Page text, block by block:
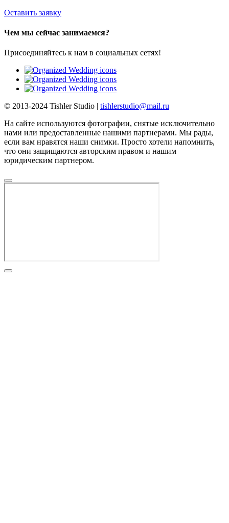
Оставить заявку
Чем мы сейчас занимаемся?
Присоединяйтесь к нам в социальных сетях!
© 2013-2024 Tishler Studio | tishlerstudio@mail.ru
На сайте используются фотографии, снятые исключительно
нами или предоставленные нашими партнерами. Мы рады,
если вам нравятся наши снимки. Просто хотели напомнить,
что они защищаются авторским правом и нашим
юридическим партнером.